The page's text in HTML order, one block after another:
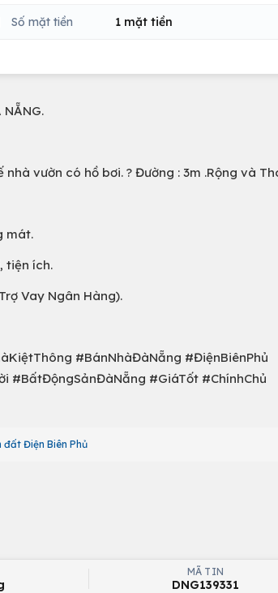
Số mặt tiền 1 mặt tiền
NẴNG.
vườn có hồ bơi. ? Đường : 3m .Rộng và
mát.
tiện ích.
Vay Ngân Hàng).
#BánNhàĐàNẵng #ĐiệnBiênPhủ
#BấtĐộngSảnĐàNẵng #GiáTốt #ChínhChủ
đất Điện Biên Phủ
MÃ TIN
DNG139331